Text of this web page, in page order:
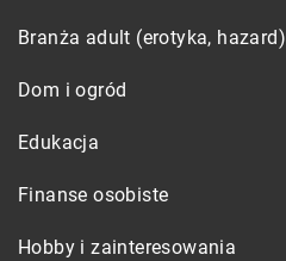
Branża adult (erotyka, hazard)
Dom i ogród
Edukacja
Finanse osobiste
Hobby i zainteresowania